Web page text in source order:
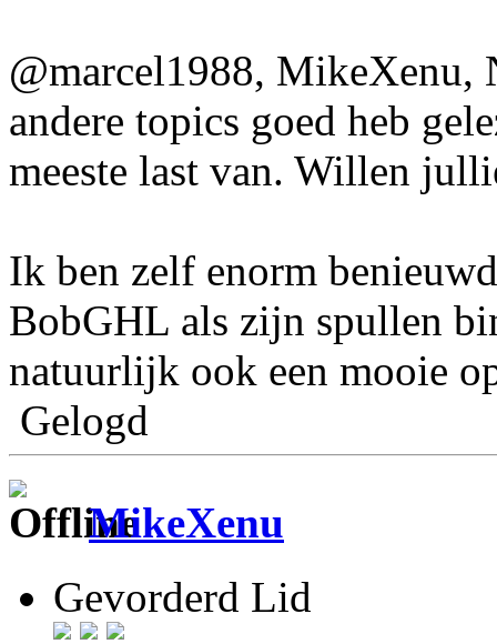
@marcel1988, MikeXenu,
andere topics goed heb
meeste last van. Willen
Ik ben zelf enorm
BobGHL als zijn spullen
natuurlijk ook een mooie
Gelogd
MikeXenu
Gevorderd Lid